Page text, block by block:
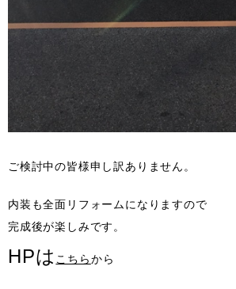
ご検討中の皆様申し訳ありません。
内装も全面リフォームになりますので
完成後が楽しみです。
HPは こちらから